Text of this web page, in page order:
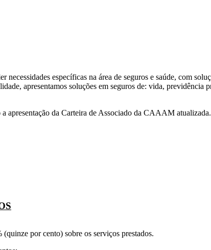
necessidades específicas na área de seguros e saúde, com
apresentamos soluções em seguros de: vida, previdência
a apresentação da Carteira de Associado da CAAAM atualizada.
por cento) sobre os serviços prestados.